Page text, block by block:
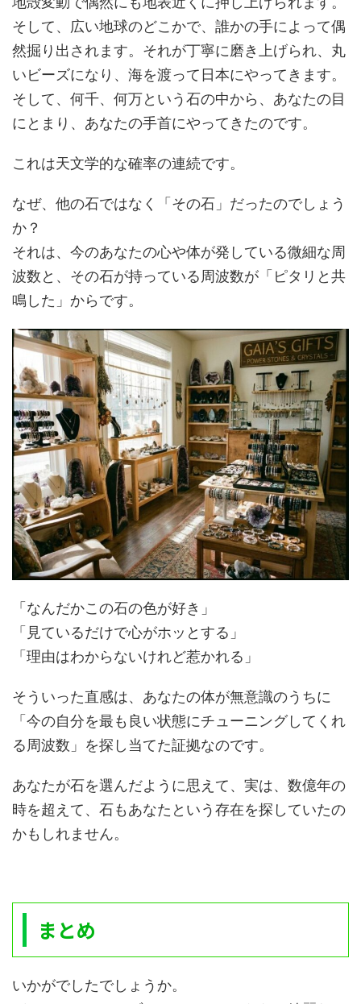
そして、広い地球のどこかで、誰かの手によって偶
然掘り出されます。それが丁寧に磨き上げられ、丸
いビーズになり、海を渡って日本にやってきます。
そして、何千、何万という石の中から、あなたの目
にとまり、あなたの手首にやってきたのです。
これは天文学的な確率の連続です。
なぜ、他の石ではなく「その石」だったのでしょう
か？
それは、今のあなたの心や体が発している微細な周
波数と、その石が持っている周波数が「ピタリと共
鳴した」からです。
「なんだかこの石の色が好き」
「見ているだけで心がホッとする」
「理由はわからないけれど惹かれる」
そういった直感は、あなたの体が無意識のうちに
「今の自分を最も良い状態にチューニングしてくれ
る周波数」を探し当てた証拠なのです。
あなたが石を選んだように思えて、実は、数億年の
時を超えて、石もあなたという存在を探していたの
かもしれません。
まとめ
いかがでしたでしょうか。